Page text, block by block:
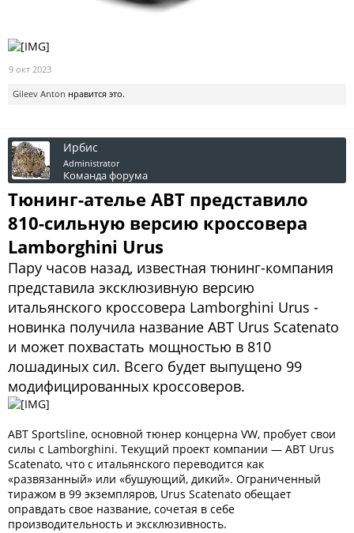
9 окт 2023
Gileev Anton нравится это.
Ирбис
Administrator
Команда форума
Тюнинг-ателье ABT представило
810-сильную версию кроссовера
Lamborghini Urus
Пару часов назад, известная тюнинг-компания
представила эксклюзивную версию
итальянского кроссовера Lamborghini Urus -
новинка получила название ABT Urus Scatenato
и может похвастать мощностью в 810
лошадиных сил. Всего будет выпущено 99
модифицированных кроссоверов.
ABT Sportsline, основной тюнер концерна VW, пробует свои
силы с Lamborghini. Текущий проект компании — ABT Urus
Scatenato, что с итальянского переводится как
«развязанный» или «бушующий, дикий». Ограниченный
тиражом в 99 экземпляров, Urus Scatenato обещает
оправдать свое название, сочетая в себе
производительность и эксклюзивность.